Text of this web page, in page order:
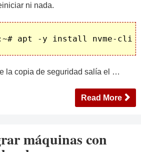
ni nada.
la copia de seguridad salía el …
Read More
máquinas con